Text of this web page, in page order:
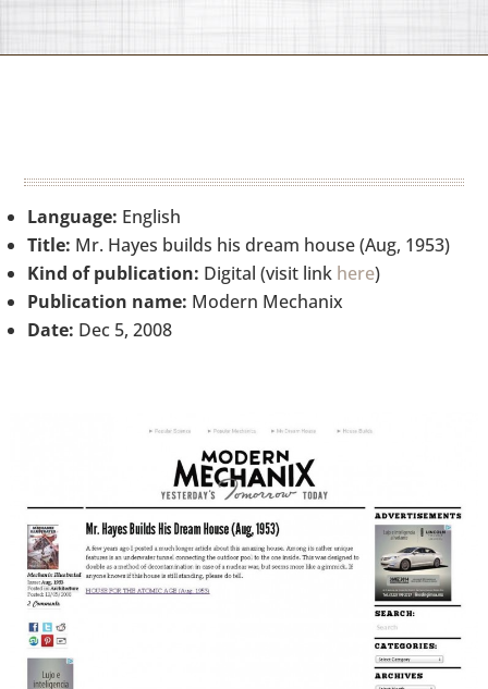
Language: English
Title: Mr. Hayes builds his dream house (Aug, 1953)
Kind of publication: Digital (visit link here)
Publication name: Modern Mechanix
Date: Dec 5, 2008